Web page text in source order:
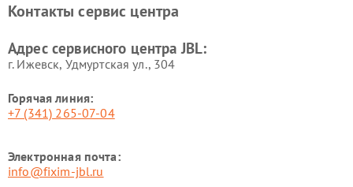
Контакты сервис центра
Адрес сервисного центра JBL:
г. Ижевск, Удмуртская ул., 304
Горячая линия:
+7 (341) 265-07-04
Электронная почта:
info@fixim-jbl.ru